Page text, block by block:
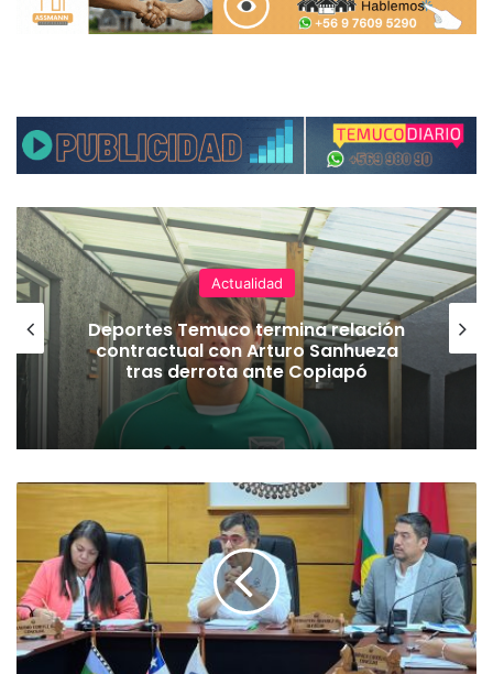
Actualidad
Deportes Temuco termina relación
contractual con Arturo Sanhueza
tras derrota ante Copiapó
M
i
i
p
a